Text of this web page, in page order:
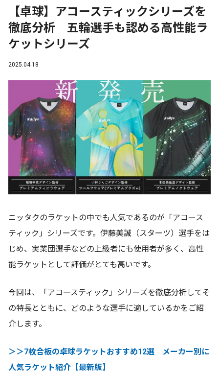
【卓球】アコースティックシリーズを
徹底分析 五輪選手も認める高性能ラ
ケットシリーズ
2025.04.18
ニッタクのラケットの中でも人気であるのが「アコース
ティック」シリーズです。伊藤美誠（スターツ）選手をは
じめ、実業団選手などの上級者にも使用者が多く、高性
能ラケットとして評価がとても高いです。
今回は、「アコースティック」シリーズを徹底分析してそ
の特長とともに、どのような選手に適しているかをご紹
介します。
＞＞7枚合板の卓球ラケットおすすめ12選 メーカー別に
人気ラケット紹介【最新版】